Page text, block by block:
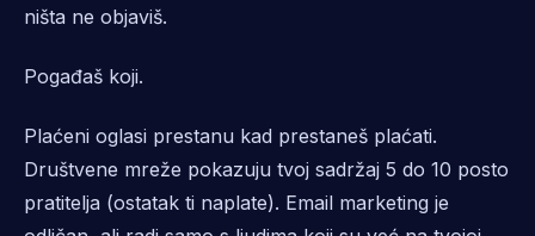
ništa ne objaviš.
Pogađaš koji.
Plaćeni oglasi prestanu kad prestaneš plaćati.
Društvene mreže pokazuju tvoj sadržaj 5 do 10 posto
pratitelja (ostatak ti naplate). Email marketing je